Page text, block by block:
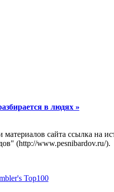
в людях »
сайта ссылка на
(http://www.pesnibardov.ru/).